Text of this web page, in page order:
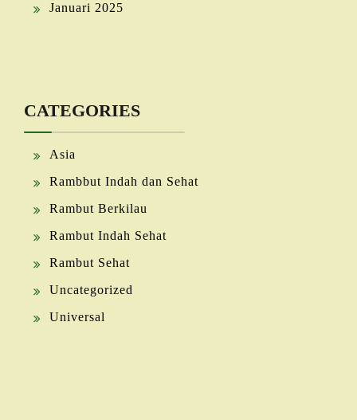
Januari 2025
CATEGORIES
Asia
Rambbut Indah dan Sehat
Rambut Berkilau
Rambut Indah Sehat
Rambut Sehat
Uncategorized
Universal